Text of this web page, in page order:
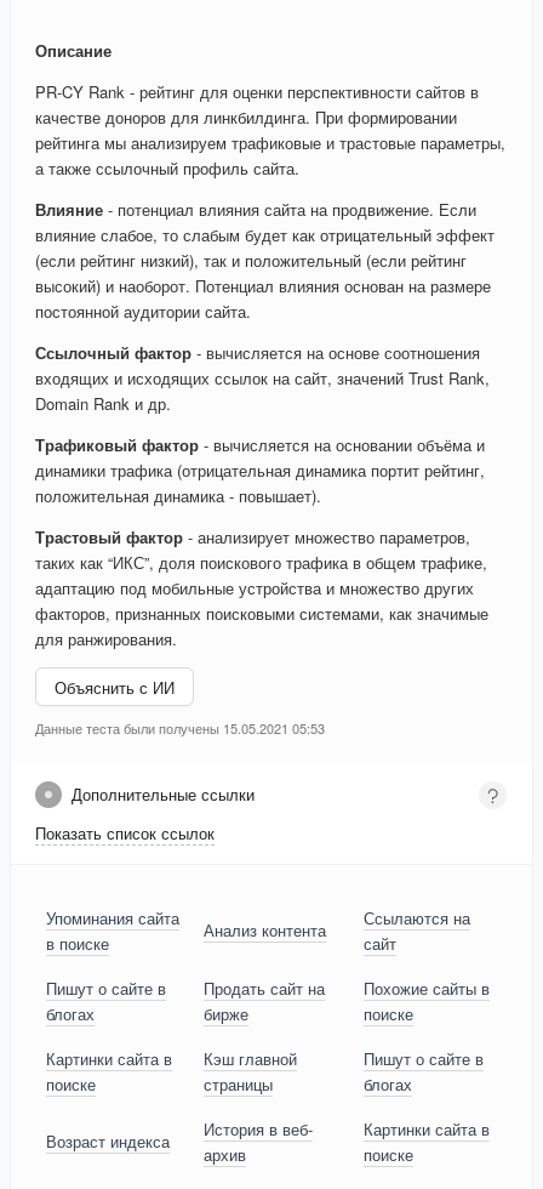
Описание
PR-CY Rank - рейтинг для оценки перспективности сайтов в
качестве доноров для линкбилдинга. При формировании
рейтинга мы анализируем трафиковые и трастовые параметры,
а также ссылочный профиль сайта.
Влияние - потенциал влияния сайта на продвижение. Если
влияние слабое, то слабым будет как отрицательный эффект
(если рейтинг низкий), так и положительный (если рейтинг
высокий) и наоборот. Потенциал влияния основан на размере
постоянной аудитории сайта.
Ссылочный фактор - вычисляется на основе соотношения
входящих и исходящих ссылок на сайт, значений Trust Rank,
Domain Rank и др.
Трафиковый фактор - вычисляется на основании объёма и
динамики трафика (отрицательная динамика портит рейтинг,
положительная динамика - повышает).
Трастовый фактор - анализирует множество параметров,
таких как “ИКС”, доля поискового трафика в общем трафике,
адаптацию под мобильные устройства и множество других
факторов, признанных поисковыми системами, как значимые
для ранжирования.
Объяснить с ИИ
Данные теста были получены 15.05.2021 05:53
Дополнительные ссылки
Показать список ссылок
Упоминания сайта
в поиске
Анализ контента
Ссылаются на
сайт
Пишут о сайте в
блогах
Продать сайт на
бирже
Похожие сайты в
поиске
Картинки сайта в
поиске
Кэш главной
страницы
Пишут о сайте в
блогах
Возраст индекса
История в веб-
архив
Картинки сайта в
поиске